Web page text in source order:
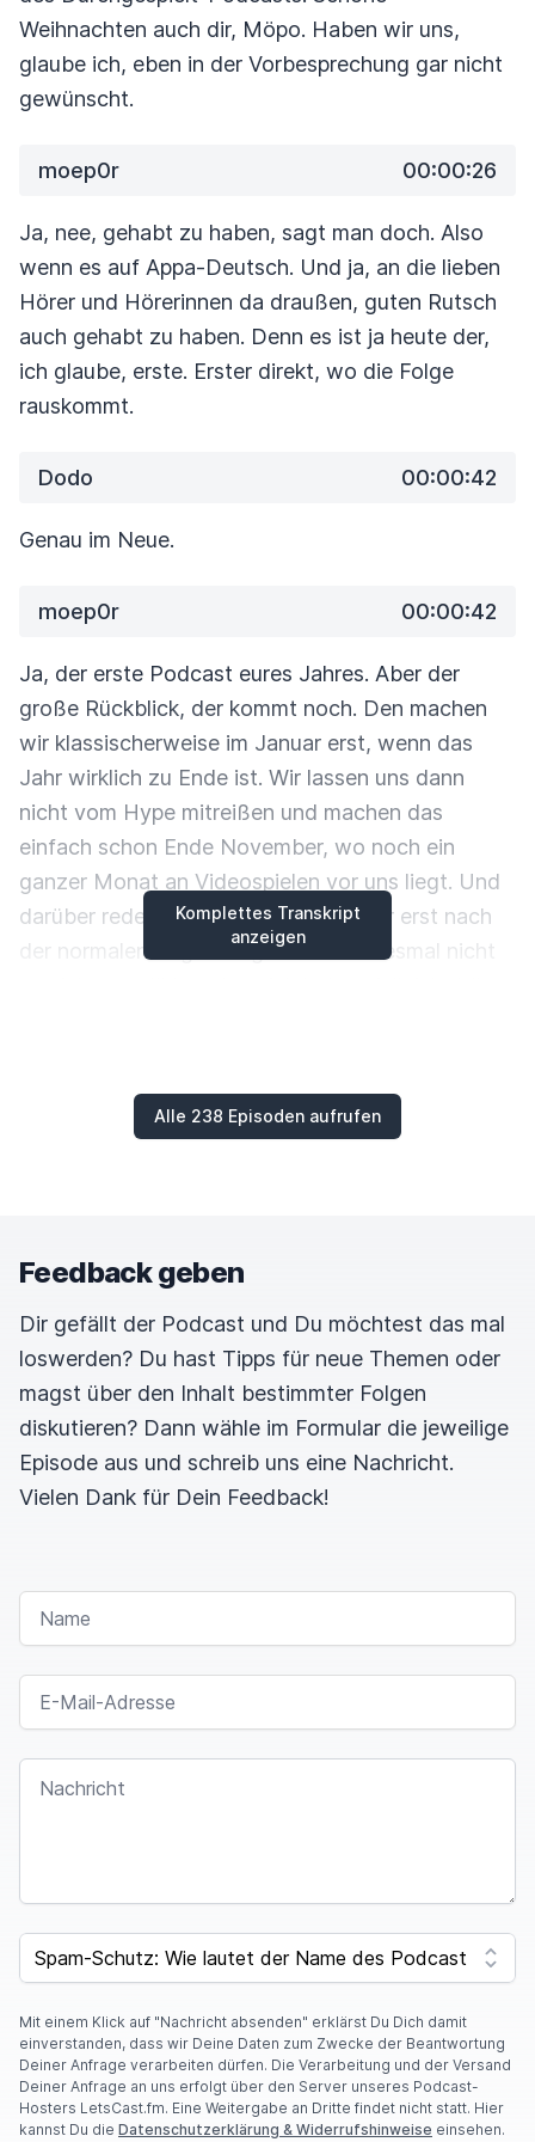
Komplettes Transkript
anzeigen
Weihnachten auch dir, Möpo. Haben wir uns,
glaube ich, eben in der Vorbesprechung gar nicht
gewünscht.
moep0r 00:00:26
Ja, nee, gehabt zu haben, sagt man doch. Also
wenn es auf Appa-Deutsch. Und ja, an die lieben
Hörer und Hörerinnen da draußen, guten Rutsch
auch gehabt zu haben. Denn es ist ja heute der,
ich glaube, erste. Erster direkt, wo die Folge
rauskommt.
Dodo 00:00:42
Genau im Neue.
moep0r 00:00:42
Ja, der erste Podcast eures Jahres. Aber der
große Rückblick, der kommt noch. Den machen
wir klassischerweise im Januar erst, wenn das
Jahr wirklich zu Ende ist. Wir lassen uns dann
nicht vom Hype mitreißen und machen das
einfach schon Ende November, wo noch ein
ganzer Monat an Videospielen vor uns liegt. Und
darüber reden wir heute nämlich. Aber erst nach
der normalen Begrüßung. Ich habe diesmal nicht
noch so ein bisschen Husten, Räuspern und
vielleicht auch eine etwas sexierere Stimme, wer
Müssen wir noch drei Folgen im Voraus
aufnehmen mit der Stimme.
moep0r 00:01:24
Ja, genau, ein paar Einsprecher machen.
Ansonsten habe ich aber den Nier Automata
mich einfach acht Jahre kosten,
Folge vorzubereiten.
irgendwie nicht mehr dafür, dass ich mehr Bock
auf diese Folge habe. Wie gesagt, angefangen
sind zwölf Folgen. Wir haben, glaube ich, die
Story von Automata. Wobei auch ein bisschen
von dem ersten Nier. Aber ich fand das eigentlich
ganz nett, weil das hat sich so ein bisschen wie
Alle 238 Episoden aufrufen
Feedback geben
Dir gefällt der Podcast und Du möchtest das mal
loswerden? Du hast Tipps für neue Themen oder
magst über den Inhalt bestimmter Folgen
diskutieren? Dann wähle im Formular die jeweilige
Episode aus und schreib uns eine Nachricht.
Vielen Dank für Dein Feedback!
NAME
E-MAIL-ADRESSE
NACHRICHT
SPAM CAPTCHA
Mit einem Klick auf "Nachricht absenden" erklärst Du Dich damit
einverstanden, dass wir Deine Daten zum Zwecke der Beantwortung
Deiner Anfrage verarbeiten dürfen. Die Verarbeitung und der Versand
Deiner Anfrage an uns erfolgt über den Server unseres Podcast-
Hosters LetsCast.fm. Eine Weitergabe an Dritte findet nicht statt. Hier
kannst Du die Datenschutzerklärung & Widerrufshinweise einsehen.